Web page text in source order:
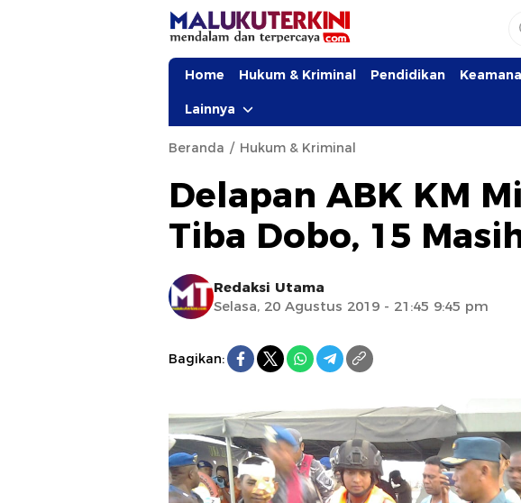
Home Hukum & Kriminal Pendidikan
Lainnya
Beranda Hukum & Kriminal
Delapan ABK KM
Tiba Dobo, 15
Redaksi Utama
Selasa, 20 Agustus 2019 - 21:45 9:45 pm
Bagikan: